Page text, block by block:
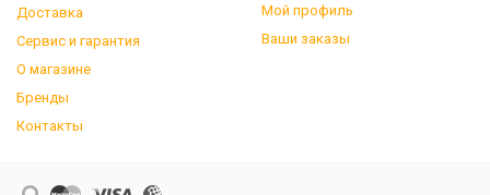
Доставка
Сервис и гарантия
О магазине
Бренды
Контакты
Мой профиль
Ваши заказы